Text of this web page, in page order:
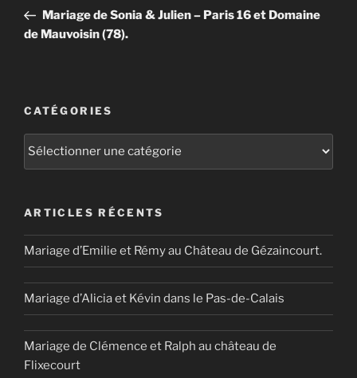
l’article
précédent
Mariage de Sonia & Julien – Paris 16 et Domaine
de Mauvoisin (78).
CATÉGORIES
Catégories
ARTICLES RÉCENTS
Mariage d’Emilie et Rémy au Château de Gézaincourt.
Mariage d’Alicia et Kévin dans le Pas-de-Calais
Mariage de Clémence et Ralph au château de
Flixecourt